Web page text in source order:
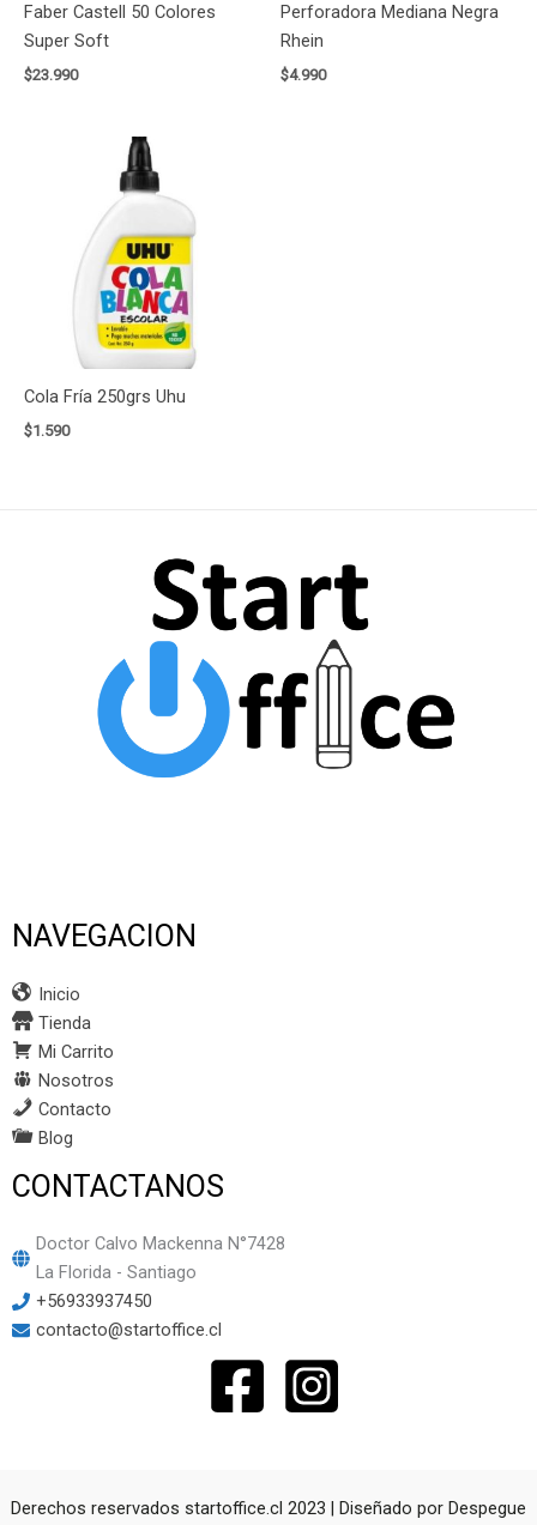
Faber Castell 50 Colores
Super Soft
$23.990
Perforadora Mediana Negra
Rhein
$4.990
Cola Fría 250grs Uhu
$1.590
NAVEGACION
Inicio
Tienda
Mi Carrito
Nosotros
Contacto
Blog
CONTACTANOS
Doctor Calvo Mackenna N°7428
La Florida - Santiago
+56933937450
contacto@startoffice.cl
Derechos reservados startoffice.cl 2023 | Diseñado por Despegue